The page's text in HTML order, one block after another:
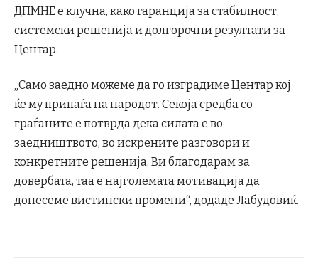
ДПМНЕ е клучна, како гаранција за стабилност,
системски решенија и долгорочни резултати за
Центар.
„Само заедно можеме да го изградиме Центар кој
ќе му припаѓа на народот. Секоја средба со
граѓаните е потврда дека силата е во
заедништвото, во искрените разговори и
конкретните решенија. Ви благодарам за
довербата, таа е најголемата мотивација да
донесеме вистински промени“, додаде Лабудовиќ.